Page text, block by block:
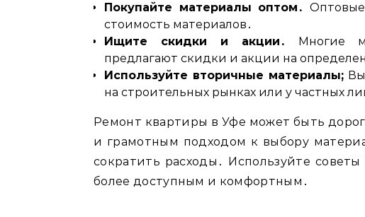
Покупайте материалы оптом․
стоимость материалов․
Ищите скидки и акции․
Многие
предлагают скидки и акции на
Используйте вторичные материалы;
на строительных рынках или у частных
Ремонт квартиры в Уфе может быть
и грамотным подходом к выбору
сократить расходы․ Используйте
более доступным и комфортным․